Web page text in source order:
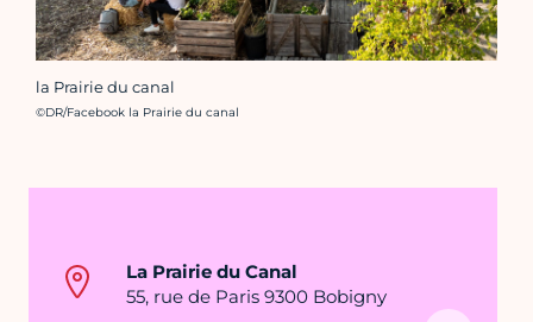
la Prairie du canal
Crédit photo :
©DR/Facebook la Prairie du canal
La Prairie du Canal
55, rue de Paris 9300 Bobigny